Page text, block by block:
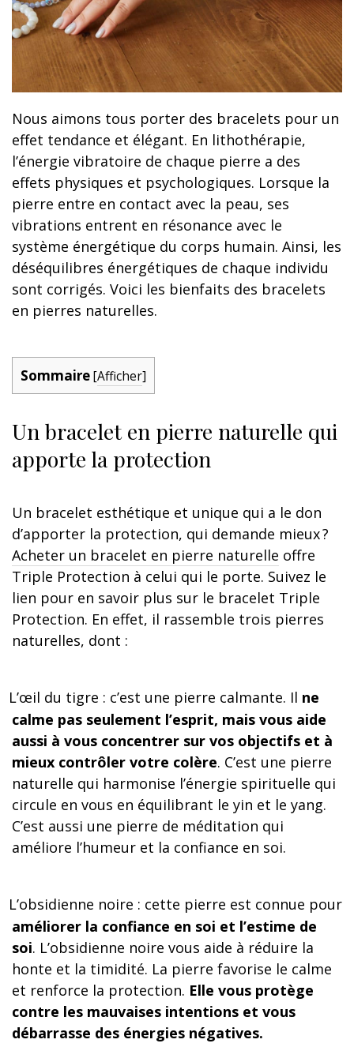
Nous aimons tous porter des bracelets pour un
effet tendance et élégant. En lithothérapie,
l’énergie vibratoire de chaque pierre a des
effets physiques et psychologiques. Lorsque la
pierre entre en contact avec la peau, ses
vibrations entrent en résonance avec le
système énergétique du corps humain. Ainsi, les
déséquilibres énergétiques de chaque individu
sont corrigés. Voici les bienfaits des bracelets
en pierres naturelles.
Sommaire[Afficher]
Un bracelet en pierre naturelle qui
apporte la protection
Un bracelet esthétique et unique qui a le don
d’apporter la protection, qui demande mieux ?
Acheter un bracelet en pierre naturelle offre
Triple Protection à celui qui le porte. Suivez le
lien pour en savoir plus sur le bracelet Triple
Protection. En effet, il rassemble trois pierres
naturelles, dont :
L’œil du tigre : c’est une pierre calmante. Il ne
calme pas seulement l’esprit, mais vous aide
aussi à vous concentrer sur vos objectifs et à
mieux contrôler votre colère. C’est une pierre
naturelle qui harmonise l’énergie spirituelle qui
circule en vous en équilibrant le yin et le yang.
C’est aussi une pierre de méditation qui
améliore l’humeur et la confiance en soi.
L’obsidienne noire : cette pierre est connue pour
améliorer la confiance en soi et l’estime de
soi. L’obsidienne noire vous aide à réduire la
honte et la timidité. La pierre favorise le calme
et renforce la protection. Elle vous protège
contre les mauvaises intentions et vous
débarrasse des énergies négatives.